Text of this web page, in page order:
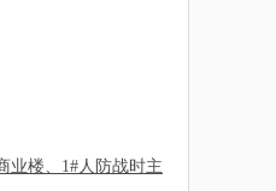
业楼、1#人防战时主